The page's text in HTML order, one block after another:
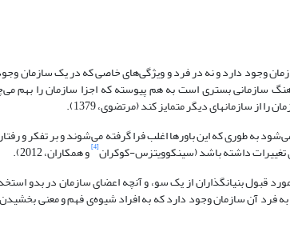
وجود دارد و نه در فرد و ویژگی‌های خاصی که در یک سازمان
و ثابتی است که سازمان‌ها را از یکدیگر متمایز می‌کند (مشبکی، 1380). فرهنگ سازمانی بستری است به هم پیوسته که اجزا
به طوری که این باورها اغلب فرا گرفته می‌شوند و بر تفکر و رفتار
تغییرات داشته باشد (سینکوویتزس-کوکران[4] و همکاران، 2012).
قبول بنیانگذاران از یک سو، و آنچه اعضای سازمان در بدو
آن سازمان وجود دارد که به افراد شیوه‌ی فهم و معنی بخشیدن